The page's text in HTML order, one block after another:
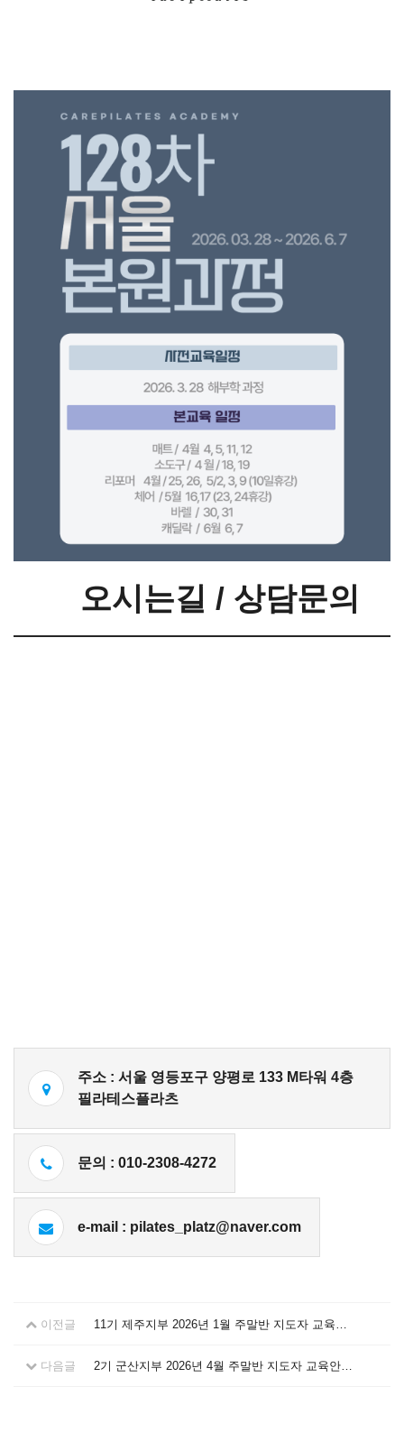
오시는길 / 상담문의
주소 : 서울 영등포구 양평로 133 M타워 4층
필라테스플라츠
문의 : 010-2308-4272
e-mail : pilates_platz@naver.com
이전글
다음글 2기 군산지부 2026년 4월 주말반 지도자 교육안내 [모집중]